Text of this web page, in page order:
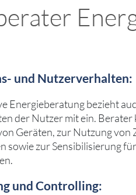
und Nutzerverhalten:
Energieberatung bezieht
der Nutzer mit ein.
Geräten, zur Nutzung
sowie zur Sensibilisierung
und Controlling: